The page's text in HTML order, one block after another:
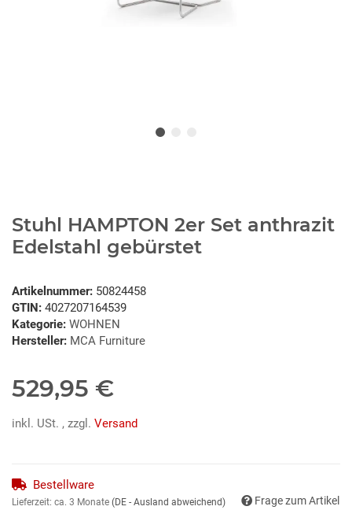
Stuhl HAMPTON 2er Set anthrazit
Edelstahl gebürstet
Artikelnummer: 50824458
GTIN: 4027207164539
Kategorie: WOHNEN
Hersteller: MCA Furniture
529,95 €
inkl. USt. , zzgl. Versand
Bestellware
Lieferzeit: ca. 3 Monate (DE - Ausland abweichend) Frage zum Artikel